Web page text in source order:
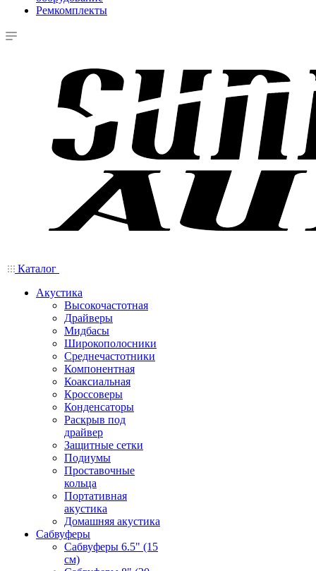
Ремкомплекты
Каталог
Акустика
Высокочастотная
Драйверы
Мидбасы
Широкополосники
Среднечастотники
Компонентная
Коаксиальная
Кроссоверы
Конденсаторы
Раскрыв под
драйвер
Защитные сетки
Подиумы
Проставочные
кольца
Портативная
акустика
Домашняя акустика
Сабвуферы
Сабвуферы 6.5" (15
см)